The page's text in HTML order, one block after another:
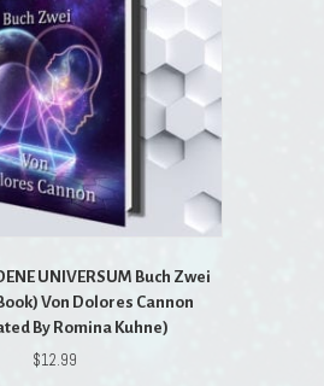
UNIVERSUM Buch Zwei
Von Dolores Cannon
By Romina Kuhne)
$12.99